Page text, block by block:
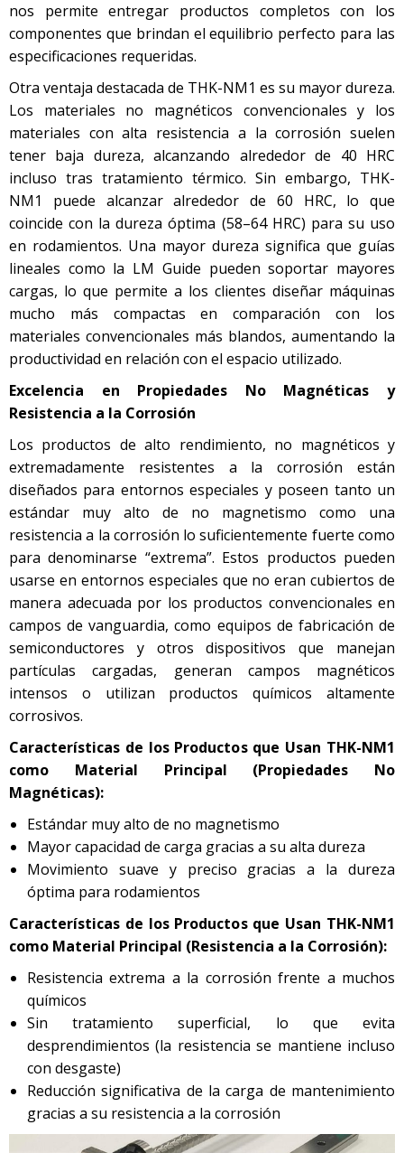
nos permite entregar productos completos con los
componentes que brindan el equilibrio perfecto para las
especificaciones requeridas.
Otra ventaja destacada de THK-NM1 es su mayor dureza.
Los materiales no magnéticos convencionales y los
materiales con alta resistencia a la corrosión suelen
tener baja dureza, alcanzando alrededor de 40 HRC
incluso tras tratamiento térmico. Sin embargo, THK-
NM1 puede alcanzar alrededor de 60 HRC, lo que
coincide con la dureza óptima (58–64 HRC) para su uso
en rodamientos. Una mayor dureza significa que guías
lineales como la LM Guide pueden soportar mayores
cargas, lo que permite a los clientes diseñar máquinas
mucho más compactas en comparación con los
materiales convencionales más blandos, aumentando la
productividad en relación con el espacio utilizado.
Excelencia en Propiedades No Magnéticas y
Resistencia a la Corrosión
Los productos de alto rendimiento, no magnéticos y
extremadamente resistentes a la corrosión están
diseñados para entornos especiales y poseen tanto un
estándar muy alto de no magnetismo como una
resistencia a la corrosión lo suficientemente fuerte como
para denominarse “extrema”. Estos productos pueden
usarse en entornos especiales que no eran cubiertos de
manera adecuada por los productos convencionales en
campos de vanguardia, como equipos de fabricación de
semiconductores y otros dispositivos que manejan
partículas cargadas, generan campos magnéticos
intensos o utilizan productos químicos altamente
corrosivos.
Características de los Productos que Usan THK-NM1
como Material Principal (Propiedades No
Magnéticas):
Estándar muy alto de no magnetismo
Mayor capacidad de carga gracias a su alta dureza
Movimiento suave y preciso gracias a la dureza
óptima para rodamientos
Características de los Productos que Usan THK-NM1
como Material Principal (Resistencia a la Corrosión):
Resistencia extrema a la corrosión frente a muchos
químicos
Sin tratamiento superficial, lo que evita
desprendimientos (la resistencia se mantiene incluso
con desgaste)
Reducción significativa de la carga de mantenimiento
gracias a su resistencia a la corrosión